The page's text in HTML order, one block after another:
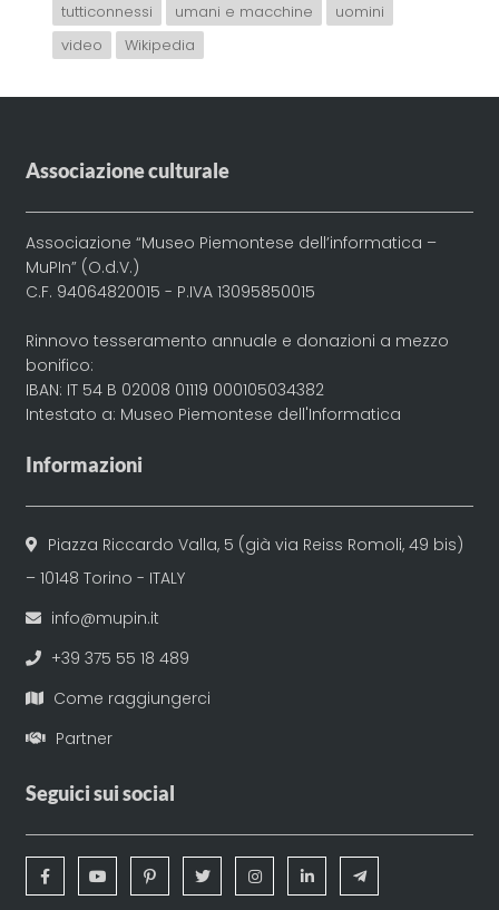
tutticonnessi
umani e macchine
uomini
video
Wikipedia
Associazione culturale
Associazione “Museo Piemontese dell’informatica –
MuPIn” (O.d.V.)
C.F. 94064820015 - P.IVA 13095850015
Rinnovo tesseramento annuale e donazioni a mezzo
bonifico:
IBAN: IT 54 B 02008 01119 000105034382
Intestato a: Museo Piemontese dell'Informatica
Informazioni
Piazza Riccardo Valla, 5 (già via Reiss Romoli, 49 bis)
– 10148 Torino - ITALY
info@mupin.it
+39 375 55 18 489
Come raggiungerci
Partner
Seguici sui social